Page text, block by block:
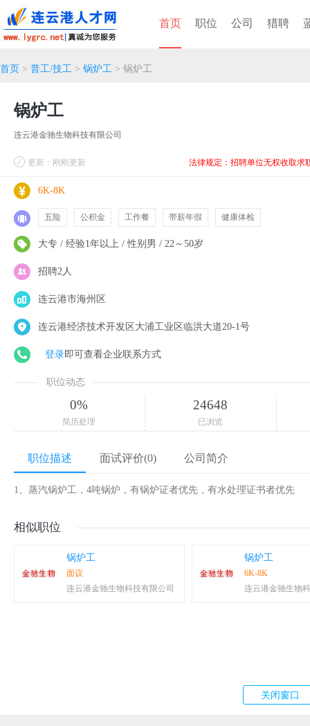
首页 职位 公司 猎聘
首页 > 普工/技工 > 锅炉工 > 锅炉工
锅炉工
连云港金驰生物科技有限公司
更新：刚刚更新 法律规定：招聘单位无权收取求
6K-8K
五险 公积金 工作餐 带薪年假 健康体检
大专 / 经验1年以上 / 性别男 / 22～50岁
招聘2人
连云港市海州区
连云港经济技术开发区大浦工业区临洪大道20-1号
登录即可查看企业联系方式
职位动态
0%
简历处理
24648
已浏览
职位描述 面试评价(0) 公司简介
1、蒸汽锅炉工，4吨锅炉，有锅炉证者优先，有水处理证书者优先
相似职位
锅炉工
面议
连云港金驰生物科技有限公司
锅炉工
6K-8K
连云港金驰生物